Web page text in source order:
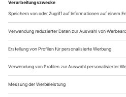
in Kraft.
Aus steuerlichen Gründen
außerhalb Deutschlands (Endpreis
ersichtlich)